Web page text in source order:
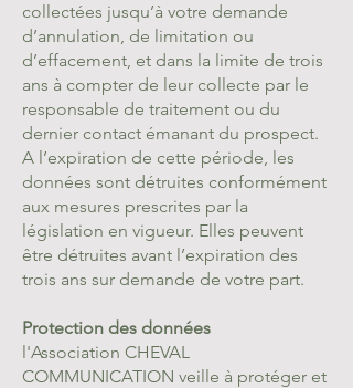
collectées jusqu’à votre demande
d’annulation, de limitation ou
d’effacement, et dans la limite de trois
ans à compter de leur collecte par le
responsable de traitement ou du
dernier contact émanant du prospect.
A l’expiration de cette période, les
données sont détruites conformément
aux mesures prescrites par la
législation en vigueur. Elles peuvent
être détruites avant l’expiration des
trois ans sur demande de votre part.
Protection des données
l'Association CHEVAL
COMMUNICATION veille à protéger et